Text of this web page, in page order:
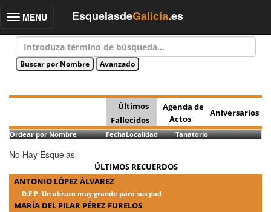
Toggle
MENU EsquelasdeGalicia.es
Últimos
Fallecidos
Agenda de
Actos
Aniversarios
Ordear por Nombre FechaLocalidad Tanatorio
No Hay Esquelas
ÚLTIMOS RECUERDOS
ANTONIO LÓPEZ ÁLVAREZ
D.E.P. Un abrazo muy grande para sus pad
MARÍA DEL PILAR PÉREZ FURELOS